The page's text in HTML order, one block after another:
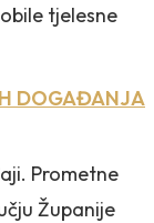
tjelesne
DOGAĐANJA
Prometne
Županije